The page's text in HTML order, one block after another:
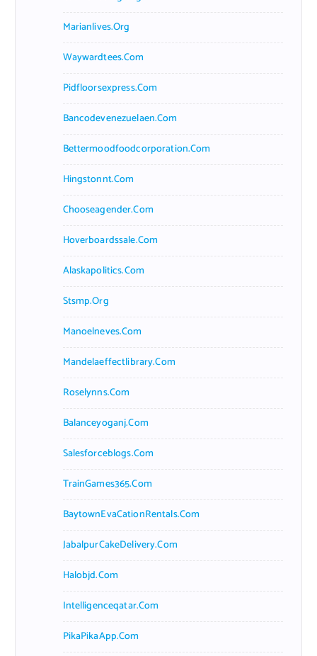
Marianlives.org
Waywardtees.com
Pidfloorsexpress.com
Bancodevenezuelaen.com
Bettermoodfoodcorporation.com
Hingstonnt.com
Chooseagender.com
Hoverboardssale.com
Alaskapolitics.com
Stsmp.org
Manoelneves.com
Mandelaeffectlibrary.com
Roselynns.com
Balanceyoganj.com
Salesforceblogs.com
TrainGames365.com
BaytownEvaCationRentals.com
JabalpurCakeDelivery.com
Halobjd.com
Intelligenceqatar.com
PikaPikaApp.com